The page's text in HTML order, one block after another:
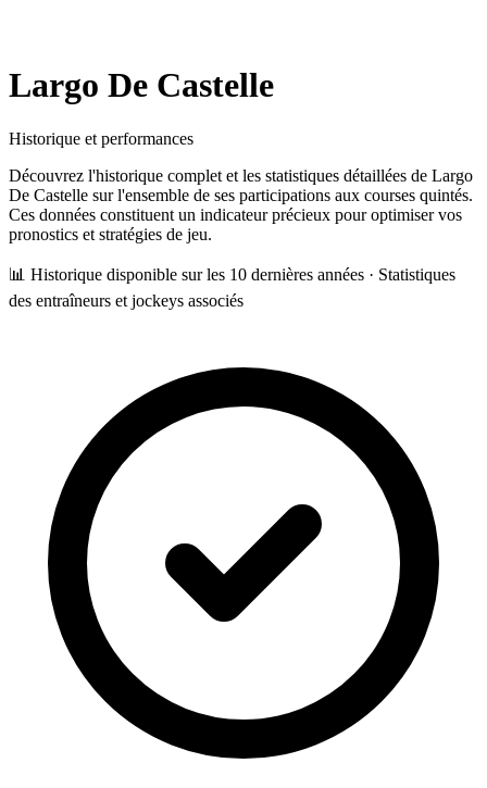
Largo De Castelle
Historique et performances
Découvrez l'historique complet et les statistiques détaillées de Largo
De Castelle sur l'ensemble de ses participations aux courses quintés.
Ces données constituent un indicateur précieux pour optimiser vos
pronostics et stratégies de jeu.
📊 Historique disponible sur les 10 dernières années · Statistiques
des entraîneurs et jockeys associés